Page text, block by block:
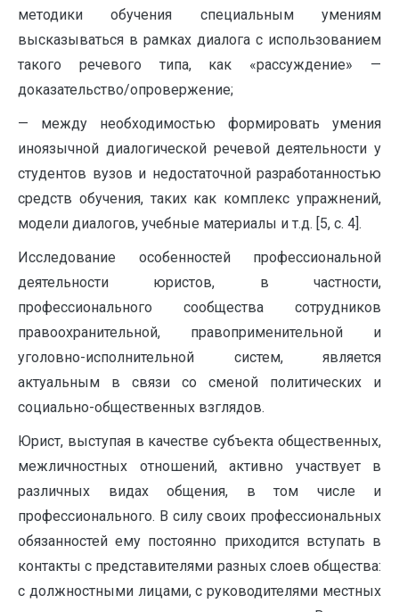
методики обучения специальным умениям
высказываться в рамках диалога с использованием
такого речевого типа, как «рассуждение» —
доказательство/опровержение;
— между необходимостью формировать умения
иноязычной диалогической речевой деятельности у
студентов вузов и недостаточной разработанностью
средств обучения, таких как комплекс упражнений,
модели диалогов, учебные материалы и т.д. [5, c. 4].
Исследование особенностей профессиональной
деятельности юристов, в частности,
профессионального сообщества сотрудников
правоохранительной, правоприменительной и
уголовно-исполнительной систем, является
актуальным в связи со сменой политических и
социально-общественных взглядов.
Юрист, выступая в качестве субъекта общественных,
межличностных отношений, активно участвует в
различных видах общения, в том числе и
профессионального. В силу своих профессиональных
обязанностей ему постоянно приходится вступать в
контакты с представителями разных слоев общества:
с должностными лицами, с руководителями местных